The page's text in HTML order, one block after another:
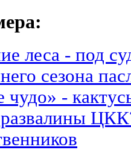
леса - под
сезона
чудо» -
развалины